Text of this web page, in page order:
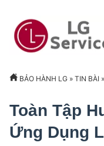
BẢO HÀNH LG » TIN BÀI »
Toàn Tập
Ứng Dụng